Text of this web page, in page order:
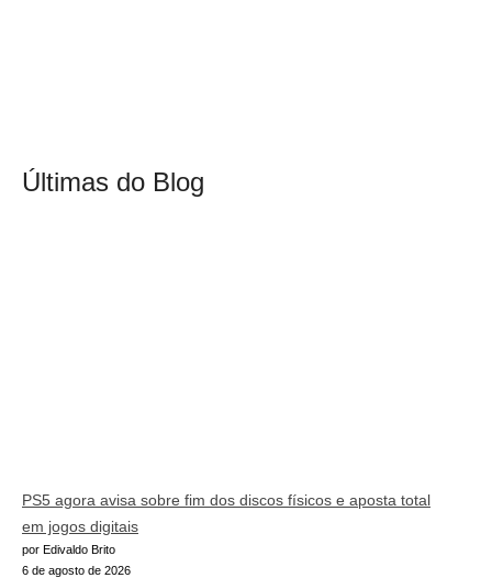
Últimas do Blog
PS5 agora avisa sobre fim dos discos físicos e aposta total
em jogos digitais
por Edivaldo Brito
6 de agosto de 2026